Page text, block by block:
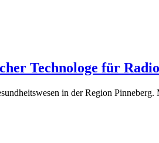
Technologe für
in der Region